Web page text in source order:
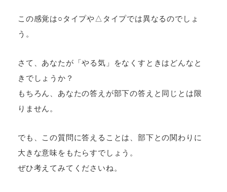
この感覚は○タイプや△タイプでは異なるのでしょ
う。
さて、あなたが「やる気」をなくすときはどんなと
きでしょうか？
もちろん、あなたの答えが部下の答えと同じとは限
りません。
でも、この質問に答えることは、部下との関わりに
大きな意味をもたらすでしょう。
ぜひ考えてみてくださいね。